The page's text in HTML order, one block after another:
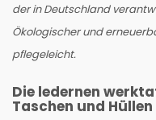
der in Deutschland
Ökologischer und
pflegeleicht.
Die ledernen
Taschen und Hüllen